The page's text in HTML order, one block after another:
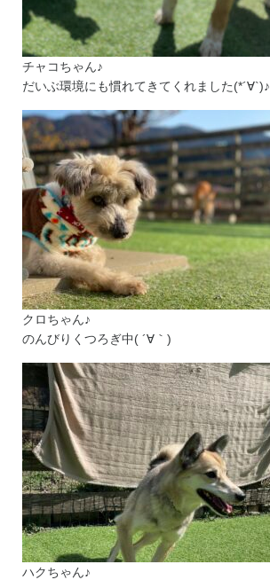
チャコちゃん♪
だいぶ環境にも慣れてきてくれました(*´∀`)♪
クロちゃん♪
のんびりくつろぎ中( ´∀｀)
ハクちゃん♪